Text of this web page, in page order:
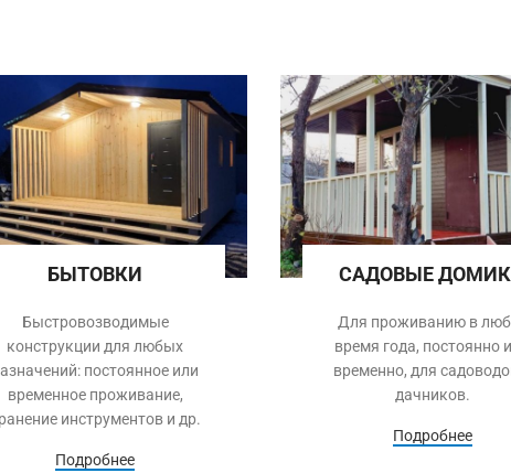
БЫТОВКИ
Быстровозводимые
конструкции для любых
постоянное или
временное проживание,
инструментов и др.
Подробнее
САДОВЫЕ
Для проживанию в
время года, постоянно
временно, для
дачников.
Подробнее